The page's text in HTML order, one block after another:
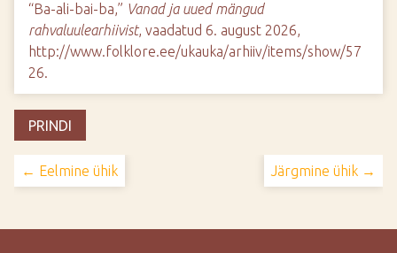
“Ba-ali-bai-ba,” Vanad ja uued mängud
rahvaluulearhiivist, vaadatud 6. august 2026,
http://www.folklore.ee/ukauka/arhiiv/items/show/57
26.
PRINDI
← Eelmine ühik Järgmine ühik →